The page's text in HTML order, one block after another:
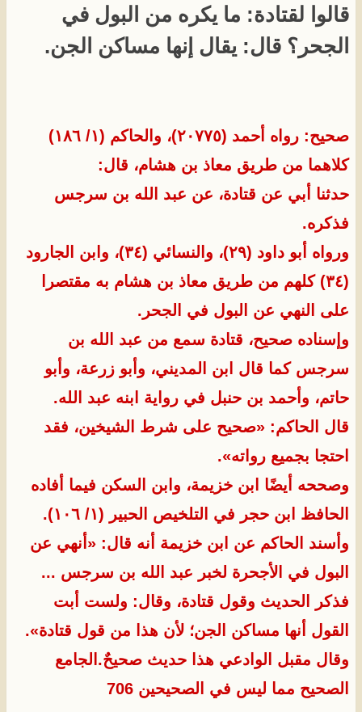
قالوا لقتادة: ما يكره من البول في
الجحر؟ قال: يقال إنها مساكن الجن.
صحيح: رواه أحمد (٢٠٧٧٥)، والحاكم (١/ ١٨٦)
كلاهما من طريق معاذ بن هشام، قال:
حدثنا أبي عن قتادة، عن عبد الله بن سرجس
فذكره.
ورواه أبو داود (٢٩)، والنسائي (٣٤)، وابن الجارود
(٣٤) كلهم من طريق معاذ بن هشام به مقتصرا
على النهي عن البول في الجحر.
وإسناده صحيح، قتادة سمع من عبد الله بن
سرجس كما قال ابن المديني، وأبو زرعة، وأبو
حاتم، وأحمد بن حنبل في رواية ابنه عبد الله.
قال الحاكم: «صحيح على شرط الشيخين، فقد
احتجا بجميع رواته».
وصححه أيضًا ابن خزيمة، وابن السكن فيما أفاده
الحافظ ابن حجر في التلخيص الحبير (١/ ١٠٦).
وأسند الحاكم عن ابن خزيمة أنه قال: «أنهي عن
البول في الأجحرة لخبر عبد الله بن سرجس ...
فذكر الحديث وقول قتادة، وقال: ولست أبت
القول أنها مساكن الجن؛ لأن هذا من قول قتادة».​
وقال مقبل الوادعي هذا حديث صحيحٌ.الجامع
الصحيح مما ليس في الصحيحين 706